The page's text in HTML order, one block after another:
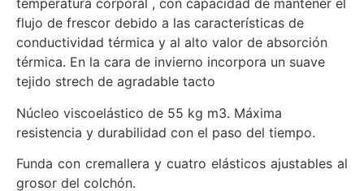
temperatura corporal , con capacidad de mantener el
flujo de frescor debido a las características de
conductividad térmica y al alto valor de absorción
térmica. En la cara de invierno incorpora un suave
tejido strech de agradable tacto
Núcleo viscoelástico de 55 kg m3. Máxima
resistencia y durabilidad con el paso del tiempo.
Funda con cremallera y cuatro elásticos ajustables al
grosor del colchón.